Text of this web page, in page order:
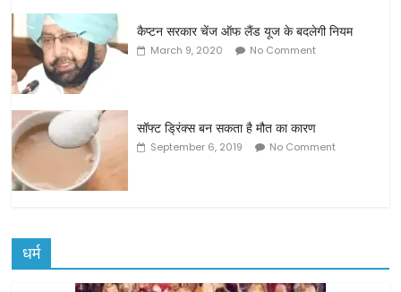
कैप्टन सरकार चेंज ऑफ लैंड यूज के बदलेगी नियम
March 9, 2020 No Comment
सॉफ्ट ड्रिंक्स बन सकता है मौत का कारण
September 6, 2019 No Comment
धर्म